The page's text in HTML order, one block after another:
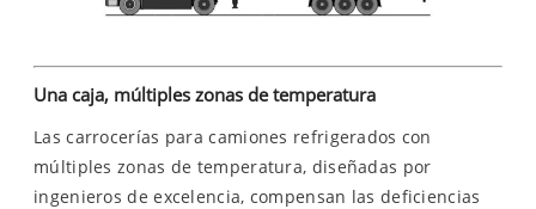
Una caja, múltiples zonas de temperatura
Las carrocerías para camiones refrigerados con
múltiples zonas de temperatura, diseñadas por
ingenieros de excelencia, compensan las deficiencias